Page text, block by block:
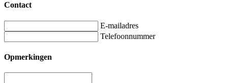
Contact
E-mailadres
Telefoonnummer
Opmerkingen